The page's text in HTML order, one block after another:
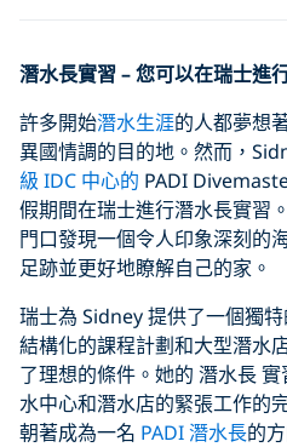
潛水長實習 – 您可以在瑞士進
許多開始潛水生涯的人都夢想
異國情調的目的地。然而，
級 IDC 中心的 PADI
假期間在瑞士進行潛水長實習
門口發現一個令人印象深刻的
足跡並更好地瞭解自己的家。
瑞士為 Sidney 提供了一個獨
結構化的課程計劃和大型潛水
了理想的條件。她的 潛水長
水中心和潛水店的緊張工作的
朝著成為一名 PADI 潛水長的